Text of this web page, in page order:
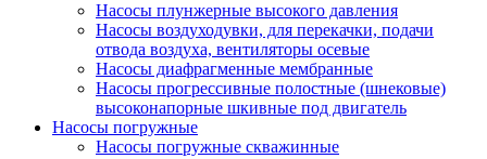
Насосы плунжерные высокого давления
Насосы воздуходувки, для перекачки, подачи
отвода воздуха, вентиляторы осевые
Насосы диафрагменные мембранные
Насосы прогрессивные полостные (шнековые)
высоконапорные шкивные под двигатель
Насосы погружные
Насосы погружные скважинные